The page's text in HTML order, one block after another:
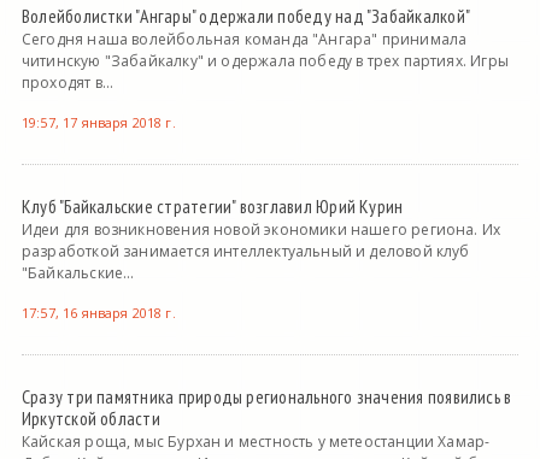
Волейболистки "Ангары" одержали победу над "Забайкалкой"
Сегодня наша волейбольная команда "Ангара" принимала
читинскую "Забайкалку" и одержала победу в трех партиях. Игры
проходят в...
19:57, 17 января 2018 г.
Клуб "Байкальские стратегии" возглавил Юрий Курин
Идеи для возникновения новой экономики нашего региона. Их
разработкой занимается интеллектуальный и деловой клуб
"Байкальские...
17:57, 16 января 2018 г.
Сразу три памятника природы регионального значения появились в
Иркутской области
Кайская роща, мыс Бурхан и местность у метеостанции Хамар-